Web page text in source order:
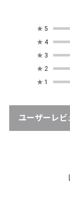
★ 5
★ 4
★ 3
★ 2
★ 1
ユーザーレビ